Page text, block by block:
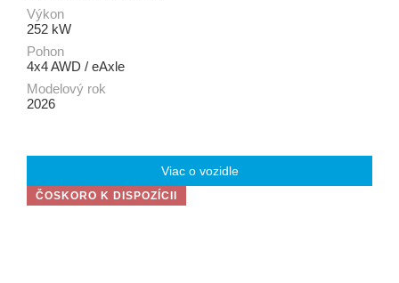
Výkon
252 kW
Pohon
4x4 AWD / eAxle
Modelový rok
2026
Viac o vozidle
ČOSKORO K DISPOZÍCII